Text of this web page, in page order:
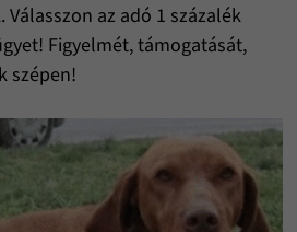
az adó 1 százalék
Figyelmét, támogatását,
szépen!